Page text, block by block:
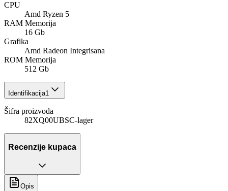
CPU
Amd Ryzen 5
RAM Memorija
16 Gb
Grafika
Amd Radeon Integrisana
ROM Memorija
512 Gb
Identifikacija1
Šifra proizvoda
82XQ00UBSC-lager
Recenzije kupaca
Opis